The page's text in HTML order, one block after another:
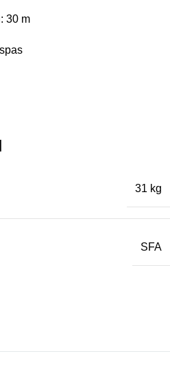
: 30 m
31 kg
SFA